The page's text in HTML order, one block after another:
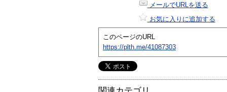
メールでURLを送る
お気に入りに追加する
このページのURL
https://plth.me/41087303